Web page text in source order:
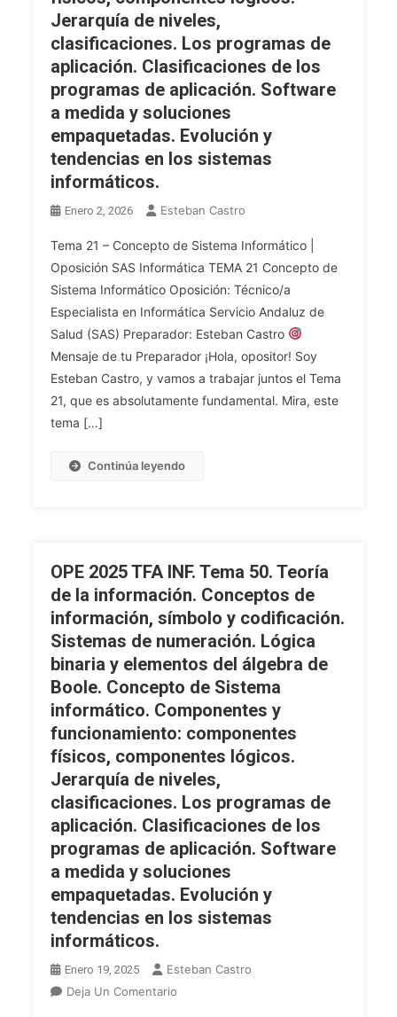
Mecanismos
De
Protección
Y
Técnicas
De
Seguridad).
Conceptos
Dispositivos
De
Tablets,
Móviles).
Funcional
De
Un
Ordenador,
Componentes
Físicos,
Periféricos
De
Salida.
Software,
De
Un
Ordenador:
Conceptos
Básicos,
Elementos,
Funcionalidades,
De
Los
Ordenadores
(Preventivo
Y
Correctivo).
Nociones
Básicas
De
Seguridad
Y
Seguridad
De
La
Información
(Amenazas
Y
Mecanismos
Jerarquía de niveles,
clasificaciones. Los programas de
aplicación. Clasificaciones de los
programas de aplicación. Software
a medida y soluciones
empaquetadas. Evolución y
tendencias en los sistemas
informáticos.
Enero 2, 2026 Esteban Castro
Tema 21 – Concepto de Sistema Informático |
Oposición SAS Informática TEMA 21 Concepto de
Sistema Informático Oposición: Técnico/a
Especialista en Informática Servicio Andaluz de
Salud (SAS) Preparador: Esteban Castro
Mensaje de tu Preparador ¡Hola, opositor! Soy
Esteban Castro, y vamos a trabajar juntos el Tema
21, que es absolutamente fundamental. Mira, este
tema […]
Continúa leyendo
OPE 2025 TFA INF. Tema 50. Teoría
de la información. Conceptos de
información, símbolo y codificación.
Sistemas de numeración. Lógica
binaria y elementos del álgebra de
Boole. Concepto de Sistema
informático. Componentes y
funcionamiento: componentes
físicos, componentes lógicos.
Jerarquía de niveles,
clasificaciones. Los programas de
aplicación. Clasificaciones de los
programas de aplicación. Software
a medida y soluciones
empaquetadas. Evolución y
tendencias en los sistemas
informáticos.
Enero 19, 2025
Esteban Castro
Deja Un Comentario